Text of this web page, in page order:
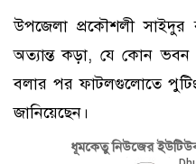
উপজেলা প্রকৌশলী সাইদুর
অত্যান্ত কড়া, যে কোন ভবন
বলার পর ফাটলগুলোতে
জানিয়েছেন।
ধূমকেতু নিউজের